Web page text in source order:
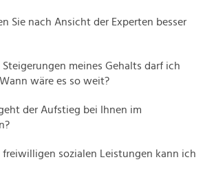
Sie nach Ansicht der Experten besser
meines Gehalts darf ich
wäre es so weit?
der Aufstieg bei Ihnen im
sozialen Leistungen kann ich